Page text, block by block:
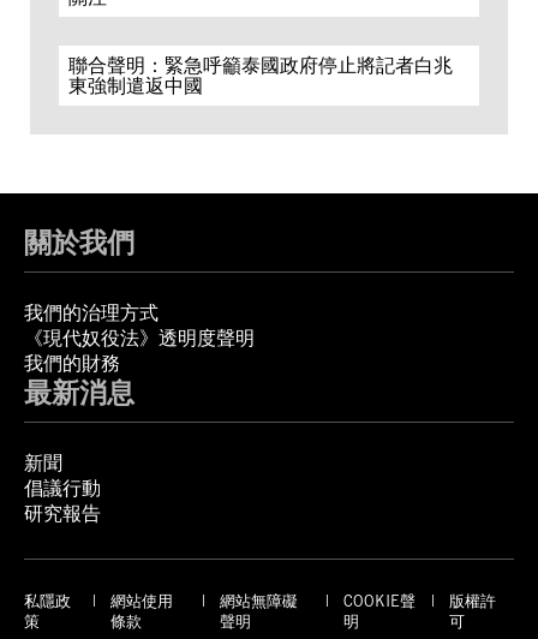
聯合聲明：緊急呼籲泰國政府停止將記者白兆
東強制遣返中國
關於我們
我們的治理方式
《現代奴役法》透明度聲明
我們的財務
最新消息
新聞
倡議行動
研究報告
私隱政
策
網站使用
條款
網站無障礙
聲明
COOKIE聲
明
版權許
可